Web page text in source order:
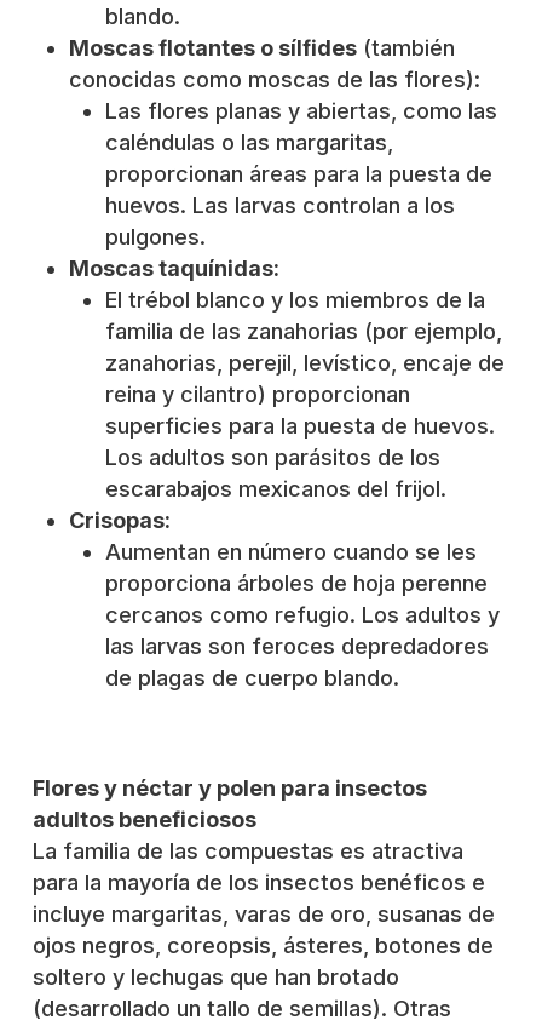
blando.
Moscas flotantes o sílfides(también
conocidas como moscas de las flores):
Las flores planas y abiertas, como las
caléndulas o las margaritas,
proporcionan áreas para la puesta de
huevos. Las larvas controlan a los
pulgones.
Moscas taquínidas:
El trébol blanco y los miembros de la
familia de las zanahorias (por ejemplo,
zanahorias, perejil, levístico, encaje de
reina y cilantro) proporcionan
superficies para la puesta de huevos.
Los adultos son parásitos de los
escarabajos mexicanos del frijol.
Crisopas:
Aumentan en número cuando se les
proporciona árboles de hoja perenne
cercanos como refugio. Los adultos y
las larvas son feroces depredadores
de plagas de cuerpo blando.
Flores y néctar y polen para insectos
adultos beneficiosos
La familia de las compuestas es atractiva
para la mayoría de los insectos benéficos e
incluye margaritas, varas de oro, susanas de
ojos negros, coreopsis, ásteres, botones de
soltero y lechugas que han brotado
(desarrollado un tallo de semillas). Otras